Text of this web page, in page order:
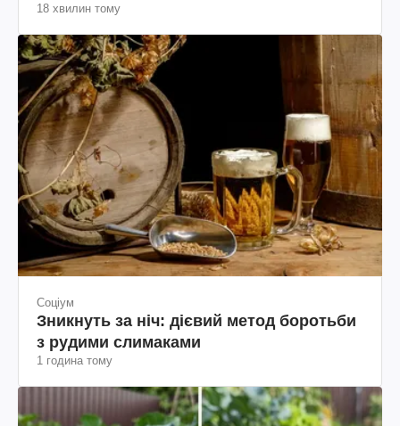
18 хвилин тому
Соціум
Зникнуть за ніч: дієвий метод боротьби
з рудими слимаками
1 година тому